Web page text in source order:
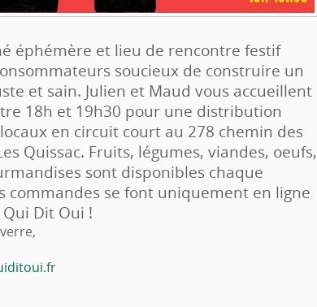
éphémère et lieu de rencontre festif
soucieux de construire un
et sain. Julien et Maud vous accueillent
18h et 19h30 pour une distribution
en circuit court au 278 chemin des
Quissac. Fruits, légumes, viandes, oeufs,
sont disponibles chaque
commandes se font uniquement en ligne
Dit Oui !